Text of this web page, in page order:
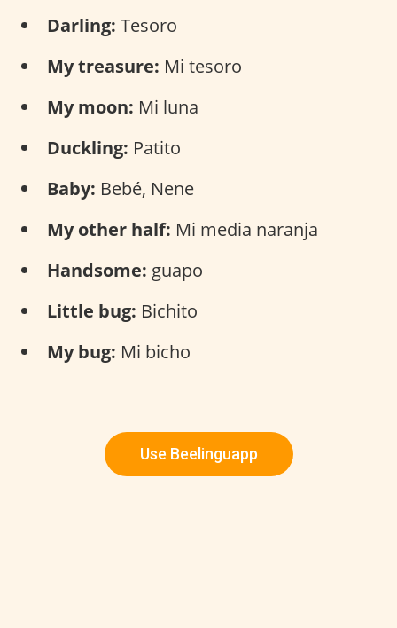
Darling: Tesoro
My treasure: Mi tesoro
My moon: Mi luna
Duckling: Patito
Baby: Bebé, Nene
My other half: Mi media naranja
Handsome: guapo
Little bug: Bichito
My bug: Mi bicho
Use Beelinguapp